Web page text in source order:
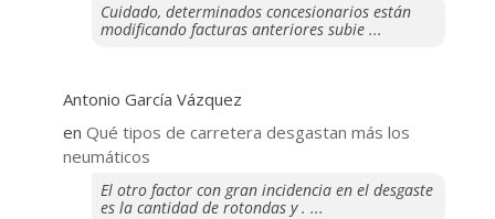
Cuidado, determinados concesionarios están
modificando facturas anteriores subie ...
Antonio García Vázquez
en Qué tipos de carretera desgastan más los
neumáticos
El otro factor con gran incidencia en el desgaste
es la cantidad de rotondas y . ...